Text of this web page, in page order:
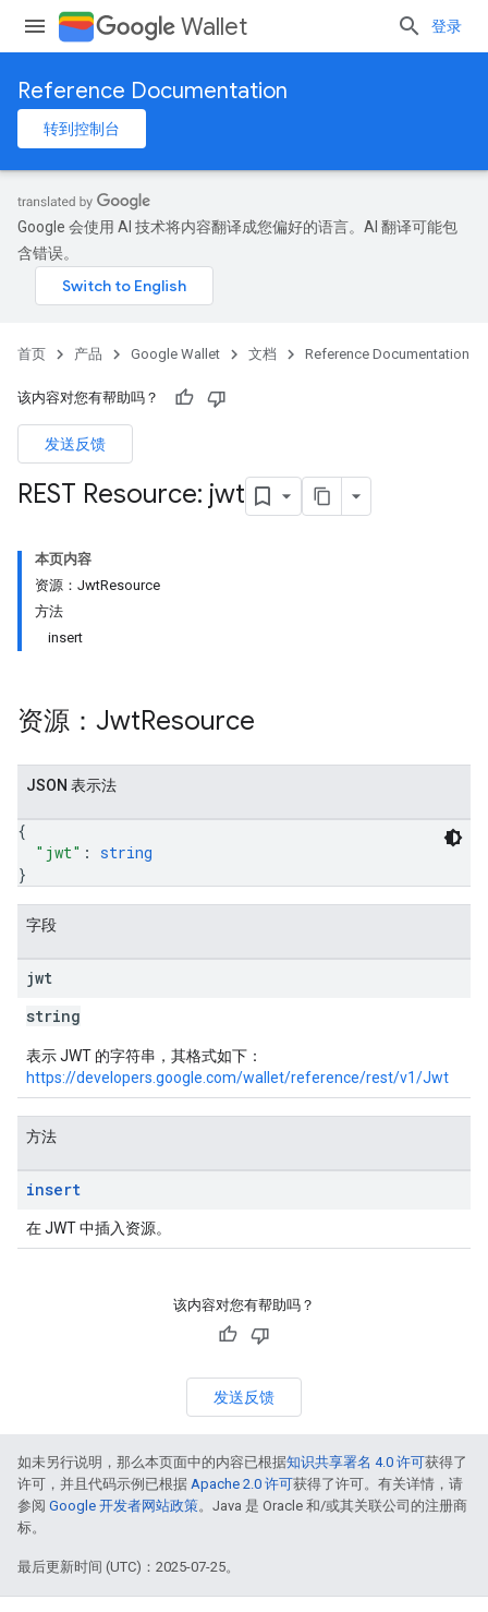
Wallet 登录
Reference Documentation
转到控制台
Google 会使用 AI 技术将内容翻译成您偏好的语言。AI 翻译可能包
含错误。
首页 产品 Google Wallet 文档 Reference Documentation
该内容对您有帮助吗？
发送反馈
REST Resource: jwt
本页内容
资源：JwtResource
方法
insert
资源：JwtResource
JSON 表示法
{
"jwt" : string
}
字段
jwt
string
表示 JWT 的字符串，其格式如下：
https://developers.google.com/wallet/reference/rest/v1/Jwt
方法
insert
在 JWT 中插入资源。
该内容对您有帮助吗？
发送反馈
如未另行说明，那么本页面中的内容已根据知识共享署名 4.0 许可获得了
许可，并且代码示例已根据 Apache 2.0 许可获得了许可。有关详情，请
参阅 Google 开发者网站政策。Java 是 Oracle 和/或其关联公司的注册商
标。
最后更新时间 (UTC)：2025-07-25。